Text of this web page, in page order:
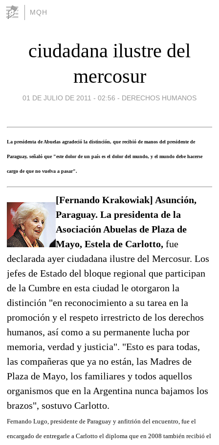
MQH
ciudadana ilustre del
mercosur
01 DE JULIO DE 2011 - 02:56 - DERECHOS HUMANOS
La presidenta de Abuelas agradeció la distinción, que recibió de manos del presidente de
Paraguay, señaló que "este dolor de un país es el dolor del mundo, y el mundo debe hacerse
cargo de que no vuelva a pasar".
[Fernando Krakowiak] Asunción,
Paraguay. La presidenta de la
Asociación Abuelas de Plaza de
Mayo, Estela de Carlotto, fue
declarada ayer ciudadana ilustre del Mercosur. Los
jefes de Estado del bloque regional que participan
de la Cumbre en esta ciudad le otorgaron la
distinción "en reconocimiento a su tarea en la
promoción y el respeto irrestricto de los derechos
humanos, así como a su permanente lucha por
memoria, verdad y justicia". "Esto es para todas,
las compañeras que ya no están, las Madres de
Plaza de Mayo, los familiares y todos aquellos
organismos que en la Argentina nunca bajamos los
brazos", sostuvo Carlotto.
Fernando Lugo, presidente de Paraguay y anfitrión del encuentro, fue el
encargado de entregarle a Carlotto el diploma que en 2008 también recibió el